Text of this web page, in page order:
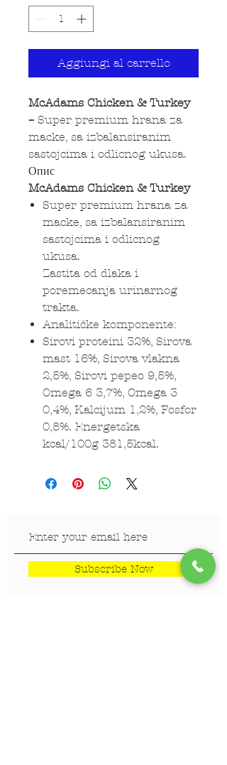
Aggiungi al carrello
McAdams Chicken & Turkey
– Super premium hrana za
macke, sa izbalansiranim
sastojcima i odlicnog ukusa.
Опис
McAdams Chicken & Turkey
Super premium hrana za
macke, sa izbalansiranim
sastojcima i odlicnog
ukusa.
Zastita od dlaka i
poremecanja urinarnog
trakta.
Analitičke komponente:
Sirovi proteini 32%, Sirova
mast 16%, Sirova vlakna
2,5%, Sirovi pepeo 9,5%,
Omega 6 3,7%, Omega 3
0,4%, Kalcijum 1,2%, Fosfor
0,8%. Energetska
kcal/100g 381,5kcal.
Subscribe Now